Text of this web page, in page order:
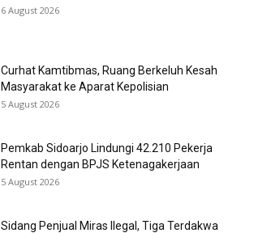
6 August 2026
Curhat Kamtibmas, Ruang Berkeluh Kesah
Masyarakat ke Aparat Kepolisian
5 August 2026
Pemkab Sidoarjo Lindungi 42.210 Pekerja
Rentan dengan BPJS Ketenagakerjaan
5 August 2026
Sidang Penjual Miras Ilegal, Tiga Terdakwa